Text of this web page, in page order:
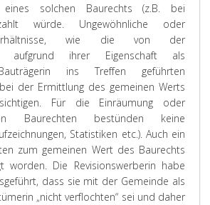
eines solchen Baurechts (z.B. bei
würde. Ungewöhnliche oder
wie die von der
aufgrund ihrer Eigenschaft als
ins Treffen geführten
der Ermittlung des gemeinen Werts
Für die Einräumung oder
Baurechten bestünden keine
Statistiken etc.). Auch ein
zum gemeinen Wert des Baurechts
worden. Die Revisionswerberin habe
dass sie mit der Gemeinde als
„nicht verflochten“ sei und daher